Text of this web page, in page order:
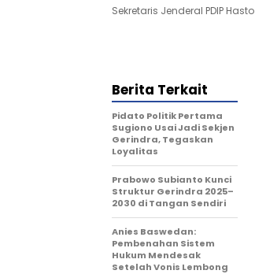
Sekretaris Jenderal PDIP
Berita Terkait
Pidato Politik Pertama
Sugiono Usai Jadi Sekjen
Gerindra, Tegaskan
Loyalitas
Prabowo Subianto Kunci
Struktur Gerindra 2025–
2030 di Tangan Sendiri
Anies Baswedan:
Pembenahan Sistem
Hukum Mendesak
Setelah Vonis Lembong